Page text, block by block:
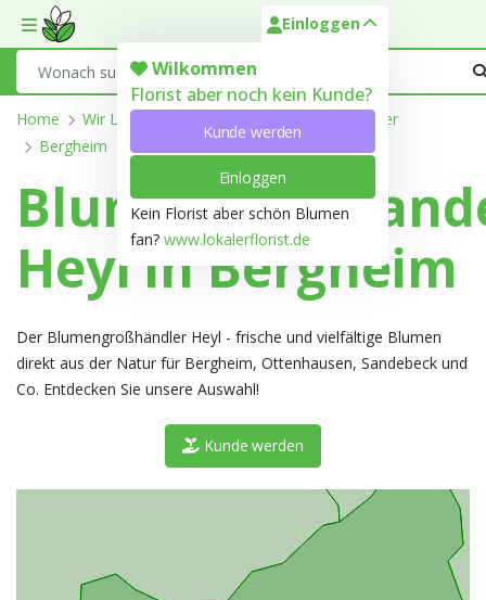
Toggle mobile menu
Einloggen
Wilkommen
Florist aber noch kein Kunde?
Kunde werden
Einloggen
Kein Florist aber schön Blumen
fan? www.lokalerflorist.de
Home Wir Liefern
Höxter
Bergheim
Heyl in Bergheim
Der Blumengroßhändler Heyl - frische und vielfältige Blumen
direkt aus der Natur für Bergheim, Ottenhausen, Sandebeck und
Co. Entdecken Sie unsere Auswahl!
Kunde werden